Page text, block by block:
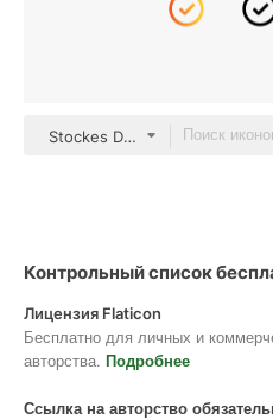
Stockes Design Glyph
Контрольный список
Лицензия Flaticon
Бесплатно для личных и
авторства. Подробнее
Ссылка на авторство